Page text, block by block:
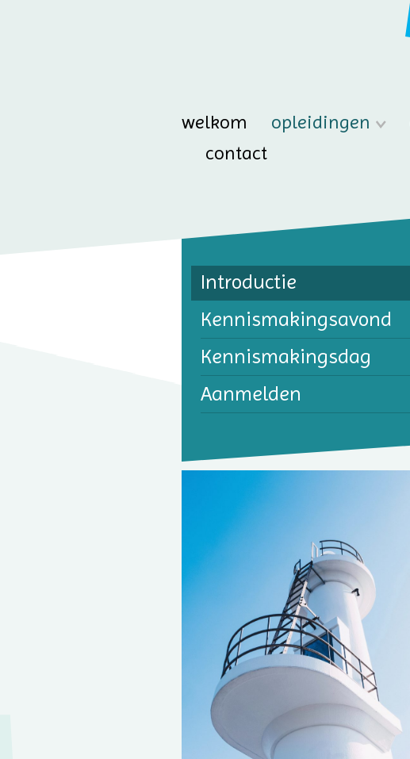
welkom opleidingen
contact
Introductie
Kennis­makings­avond
Kennis­makings­dag
Aanmelden